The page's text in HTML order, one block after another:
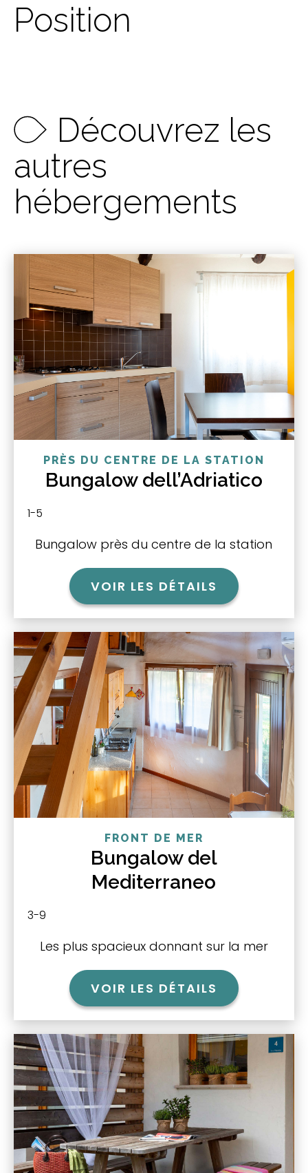
Position
Découvrez les
autres
hébergements
PRÈS DU CENTRE DE LA STATION
Bungalow dell’Adriatico
1-5
Bungalow près du centre de la station
VOIR LES DÉTAILS
FRONT DE MER
Bungalow del
Mediterraneo
3-9
Les plus spacieux donnant sur la mer
VOIR LES DÉTAILS